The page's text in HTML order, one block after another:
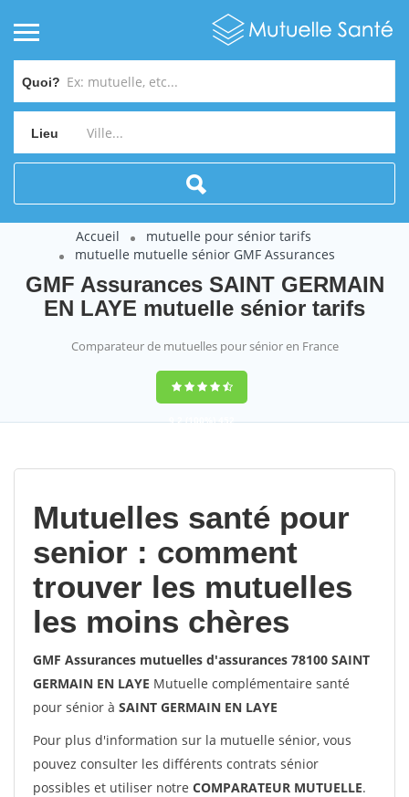
Quoi?
Lieu
Accueil
mutuelle pour sénior tarifs
mutuelle mutuelle sénior GMF Assurances
GMF Assurances SAINT GERMAIN
EN LAYE mutuelle sénior tarifs
Comparateur de mutuelles pour sénior en France
9,2(100%)452
Mutuelles santé pour
senior : comment
trouver les mutuelles
les moins chères
GMF Assurances mutuelles d'assurances 78100 SAINT
GERMAIN EN LAYE Mutuelle complémentaire santé
pour sénior à SAINT GERMAIN EN LAYE
Pour plus d'information sur la mutuelle sénior, vous
pouvez consulter les différents contrats sénior
possibles et utiliser notre COMPARATEUR MUTUELLE.